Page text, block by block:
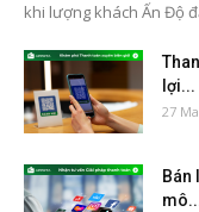
khi lượng khách Ấn Độ
lợi...
27
Bán